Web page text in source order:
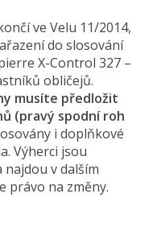
ve Velu 11/2014,
do slosování
X-Control 327 –
obličejů.
musíte předložit
(pravý spodní roh
i doplňkové
Výherci jsou
v dalším
právo na změny.